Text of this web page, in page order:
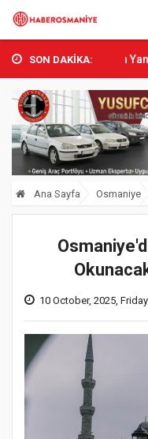
SON DAKİKA:
Orman Yangını Kontrol
Ana Sayfa Osmaniye
10 October, 2025,